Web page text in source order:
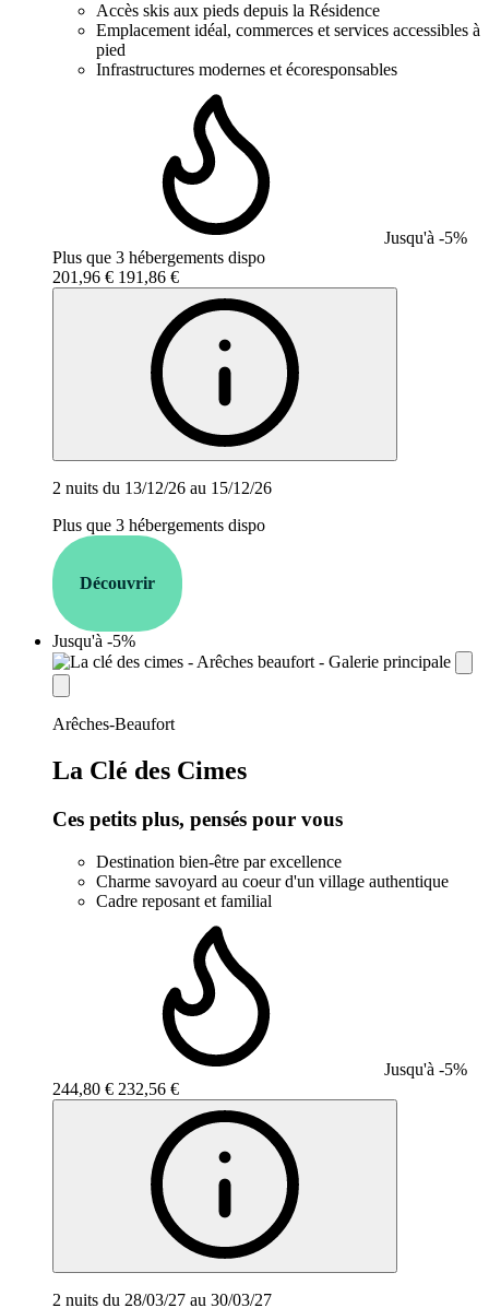
Accès skis aux pieds depuis la Résidence
Emplacement idéal, commerces et services accessibles à
pied
Infrastructures modernes et écoresponsables
Jusqu'à -5%
Plus que 3 hébergements dispo
201,96 € 191,86 €
2 nuits du 13/12/26 au 15/12/26
Plus que 3 hébergements dispo
Découvrir
Jusqu'à -5%
establishment.station_label:
Arêches-Beaufort
La Clé des Cimes
Ces petits plus, pensés pour vous
Destination bien-être par excellence
Charme savoyard au coeur d'un village authentique
Cadre reposant et familial
Jusqu'à -5%
244,80 € 232,56 €
2 nuits du 28/03/27 au 30/03/27